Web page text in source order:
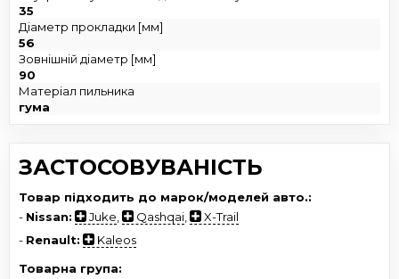
35
Діаметр прокладки [мм]
56
Зовнішній діаметр [мм]
90
Матеріал пильника
гума
ЗАСТОСОВУВАНІСТЬ
Товар підходить до марок/моделей авто.:
- Nissan: Juke Qashqai
X-Trail
- Renault:
Kaleos
Товарна група: